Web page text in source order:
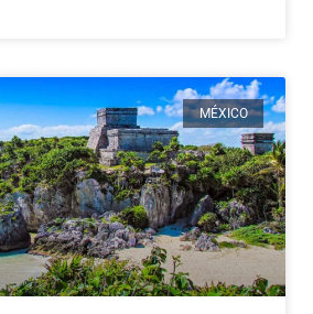
MÉXICO